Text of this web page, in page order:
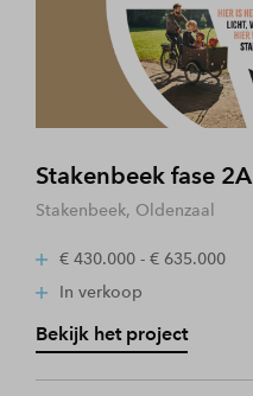
Stakenbeek fase 2A
Stakenbeek, Oldenzaal
€ 430.000 - € 635.000
In verkoop
Bekijk het project